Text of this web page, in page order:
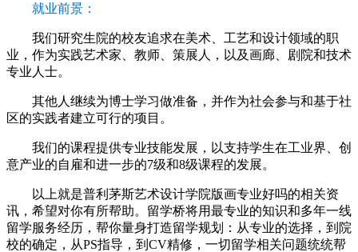
就业前景：
我们研究生院的校友追求在美术、工艺和设计领域的职
业，作为实践艺术家、教师、策展人，以及画廊、剧院和技术
专业人士。
其他人继续为博士学习做准备，并作为社会参与和基于社
区的实践者建立可行的项目。
我们的课程提供专业技能发展，以支持学生在工业界、创
意产业的自雇和进一步的7级和8级课程的发展。
以上就是普利茅斯艺术设计学院版画专业好吗的相关资
讯，希望对你有所帮助。留学桥将用最专业的知识和多年一线
留学服务经历，帮你量身打造留学规划：从专业的选择，到院
校的确定，从PS指导，到CV精修，一切留学相关问题统统帮